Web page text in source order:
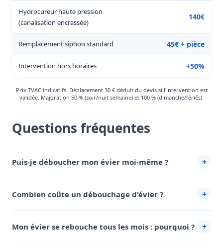
Hydrocureur haute pression
(canalisation encrassée)
140€
Remplacement siphon standard 45€ + pièce
Intervention hors horaires +50%
Prix TVAC indicatifs. Déplacement 30 € déduit du devis si l'intervention est
validée. Majoration 50 % (soir/nuit semaine) et 100 % (dimanche/fériés).
Questions fréquentes
Puis-je déboucher mon évier moi-même ? +
bouchons domestiques. Voir notre guide 7 astuces de
grand-mère.
Combien coûte un débouchage d'évier ? +
détaillés ci-dessus.
Mon évier se rebouche tous les mois : pourquoi ? +